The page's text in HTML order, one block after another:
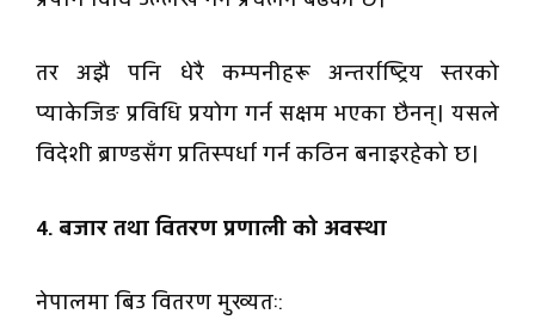
तर अझै पनि धेरै कम्पनीहरू अन्तर्राष्ट्रिय स्तरको
प्याकेजिङ प्रविधि प्रयोग गर्न सक्षम भएका छैनन्। यसले
विदेशी ब्राण्डसँग प्रतिस्पर्धा गर्न कठिन बनाइरहेको छ।
4. बजार तथा वितरण प्रणाली काे अवस्था
नेपालमा बिउ वितरण मुख्यतः: